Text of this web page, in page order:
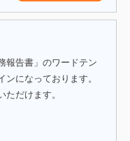
報告書」のワードテン
になっております。
だけます。